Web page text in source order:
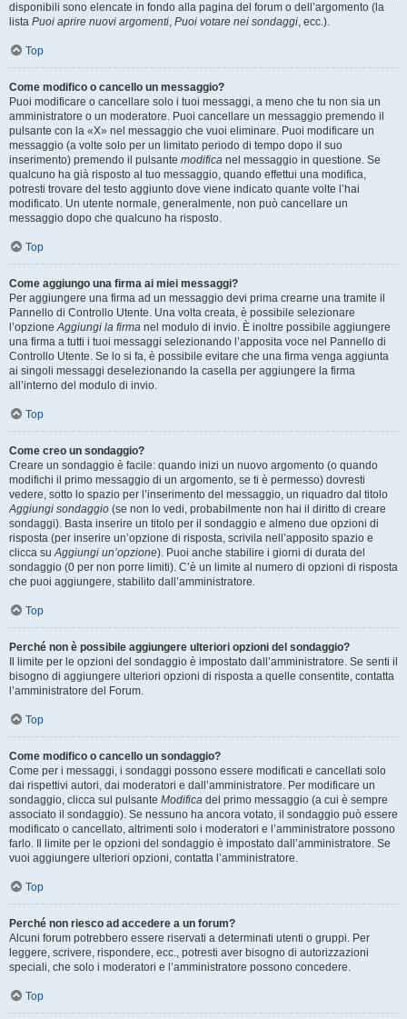
disponibili sono elencate in fondo alla pagina del forum o dell’argomento (la
lista Puoi aprire nuovi argomenti, Puoi votare nei sondaggi, ecc.).
Top
Come modifico o cancello un messaggio?
Puoi modificare o cancellare solo i tuoi messaggi, a meno che tu non sia un
amministratore o un moderatore. Puoi cancellare un messaggio premendo il
pulsante con la «X» nel messaggio che vuoi eliminare. Puoi modificare un
messaggio (a volte solo per un limitato periodo di tempo dopo il suo
inserimento) premendo il pulsante modifica nel messaggio in questione. Se
qualcuno ha già risposto al tuo messaggio, quando effettui una modifica,
potresti trovare del testo aggiunto dove viene indicato quante volte l’hai
modificato. Un utente normale, generalmente, non può cancellare un
messaggio dopo che qualcuno ha risposto.
Top
Come aggiungo una firma ai miei messaggi?
Per aggiungere una firma ad un messaggio devi prima crearne una tramite il
Pannello di Controllo Utente. Una volta creata, è possibile selezionare
l’opzioneAggiungi la firma nel modulo di invio. È inoltre possibile aggiungere
una firma a tutti i tuoi messaggi selezionando l’apposita voce nel Pannello di
Controllo Utente. Se lo si fa, è possibile evitare che una firma venga aggiunta
ai singoli messaggi deselezionando la casella per aggiungere la firma
all’interno del modulo di invio.
Top
Come creo un sondaggio?
Creare un sondaggio è facile: quando inizi un nuovo argomento (o quando
modifichi il primo messaggio di un argomento, se ti è permesso) dovresti
vedere, sotto lo spazio per l’inserimento del messaggio, un riquadro dal titolo
Aggiungi sondaggio (se non lo vedi, probabilmente non hai il diritto di creare
sondaggi). Basta inserire un titolo per il sondaggio e almeno due opzioni di
risposta (per inserire un’opzione di risposta, scrivila nell’apposito spazio e
clicca suAggiungi un’opzione). Puoi anche stabilire i giorni di durata del
sondaggio (0 per non porre limiti). C’è un limite al numero di opzioni di risposta
che puoi aggiungere, stabilito dall’amministratore.
Top
Perché non è possibile aggiungere ulteriori opzioni del sondaggio?
Il limite per le opzioni del sondaggio è impostato dall’amministratore. Se senti il
bisogno di aggiungere ulteriori opzioni di risposta a quelle consentite, contatta
l’amministratore del Forum.
Top
Come modifico o cancello un sondaggio?
Come per i messaggi, i sondaggi possono essere modificati e cancellati solo
dai rispettivi autori, dai moderatori e dall’amministratore. Per modificare un
sondaggio, clicca sul pulsante Modifica del primo messaggio (a cui è sempre
associato il sondaggio). Se nessuno ha ancora votato, il sondaggio può essere
modificato o cancellato, altrimenti solo i moderatori e l’amministratore possono
farlo. Il limite per le opzioni del sondaggio è impostato dall’amministratore. Se
vuoi aggiungere ulteriori opzioni, contatta l’amministratore.
Top
Perché non riesco ad accedere a un forum?
Alcuni forum potrebbero essere riservati a determinati utenti o gruppi. Per
leggere, scrivere, rispondere, ecc., potresti aver bisogno di autorizzazioni
speciali, che solo i moderatori e l’amministratore possono concedere.
Top